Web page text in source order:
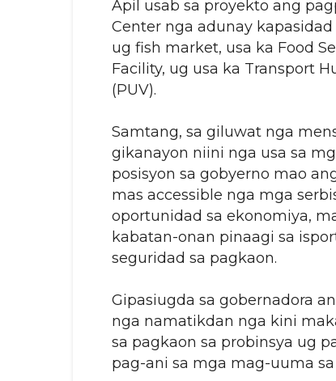
Apil usab sa proyekto ang
Center nga adunay
ug fish market, usa ka Food
Facility, ug usa ka Transport
(PUV).
Samtang, sa giluwat nga
gikanayon niini nga usa sa
posisyon sa gobyerno mao
mas accessible nga mga
oportunidad sa ekonomiya,
kabatan-onan pinaagi sa
seguridad sa pagkaon.
Gipasiugda sa gobernadora
nga namatikdan nga kini
sa pagkaon sa probinsya ug
pag-ani sa mga mag-uuma sa